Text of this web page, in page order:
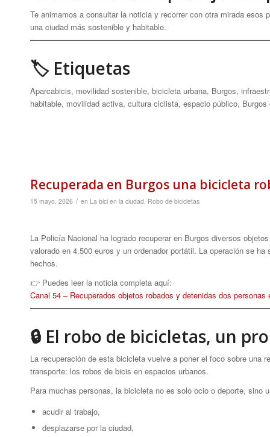
Te animamos a consultar la noticia y recorrer con otra mirada esos
una ciudad más sostenible y habitable.
🏷 Etiquetas
Aparcabicis, movilidad sostenible, bicicleta urbana, Burgos,
habitable, movilidad activa, cultura ciclista, espacio público,
Recuperada en Burgos una bicicleta
15 mayo, 2026 / en La bici en la ciudad Robo de bicicletas
La Policía Nacional ha logrado recuperar en Burgos diversos
valorado en 4.500 euros y un ordenador portátil. La operación se
hechos.
👉 Puedes leer la noticia completa aquí:
Canal 54 – Recuperados objetos robados y detenidas dos personas
🔒 El robo de bicicletas, un
La recuperación de esta bicicleta vuelve a poner el foco sobre una
transporte: los robos de bicis en espacios urbanos.
Para muchas personas, la bicicleta no es solo ocio o deporte, sino
acudir al trabajo,
desplazarse por la ciudad,